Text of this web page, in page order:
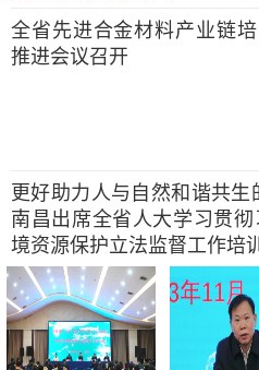
全省先进合金材料产业链
推进会议召开
更好助力人与自然和谐共生
南昌出席全省人大学习贯
境资源保护立法监督工作培